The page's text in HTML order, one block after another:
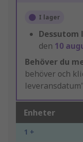
I lager
Dessutom
den 10
Behöver du
behöver och
leveransdatum"
Enheter
1 +